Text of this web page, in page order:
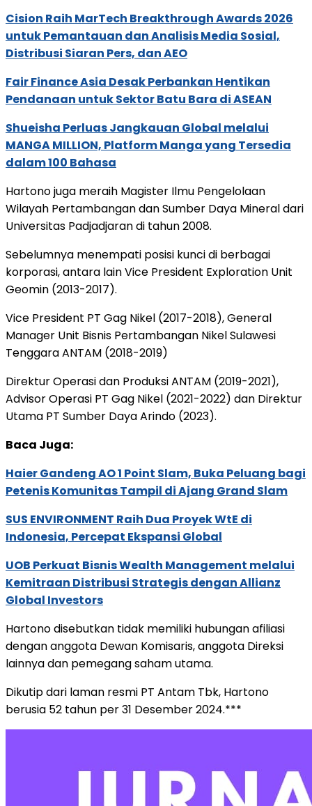
Cision Raih MarTech Breakthrough Awards 2026
untuk Pemantauan dan Analisis Media Sosial,
Distribusi Siaran Pers, dan AEO
Fair Finance Asia Desak Perbankan Hentikan
Pendanaan untuk Sektor Batu Bara di ASEAN
Shueisha Perluas Jangkauan Global melalui
MANGA MILLION, Platform Manga yang Tersedia
dalam 100 Bahasa
Hartono juga meraih Magister Ilmu Pengelolaan
Wilayah Pertambangan dan Sumber Daya Mineral dari
Universitas Padjadjaran di tahun 2008.
Sebelumnya menempati posisi kunci di berbagai
korporasi, antara lain Vice President Exploration Unit
Geomin (2013-2017).
Vice President PT Gag Nikel (2017-2018), General
Manager Unit Bisnis Pertambangan Nikel Sulawesi
Tenggara ANTAM (2018-2019)
Direktur Operasi dan Produksi ANTAM (2019-2021),
Advisor Operasi PT Gag Nikel (2021-2022) dan Direktur
Utama PT Sumber Daya Arindo (2023).
Baca Juga:
Haier Gandeng AO 1 Point Slam, Buka Peluang bagi
Petenis Komunitas Tampil di Ajang Grand Slam
SUS ENVIRONMENT Raih Dua Proyek WtE di
Indonesia, Percepat Ekspansi Global
UOB Perkuat Bisnis Wealth Management melalui
Kemitraan Distribusi Strategis dengan Allianz
Global Investors
Hartono disebutkan tidak memiliki hubungan afiliasi
dengan anggota Dewan Komisaris, anggota Direksi
lainnya dan pemegang saham utama.
Dikutip dari laman resmi PT Antam Tbk, Hartono
berusia 52 tahun per 31 Desember 2024.***